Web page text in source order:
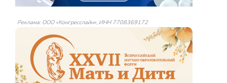
Реклама: ООО «Конгресслайн», ИНН 7708369172